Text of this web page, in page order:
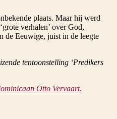
plaats. Maar hij werd
verhalen’ over God,
de Eeuwige, juist in de leegte
tentoonstelling ‘Predikers
Otto Vervaart.